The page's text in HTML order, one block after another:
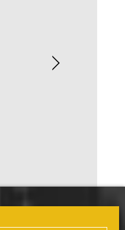
PARTENAIRES